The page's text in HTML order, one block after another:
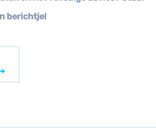
berichtje!